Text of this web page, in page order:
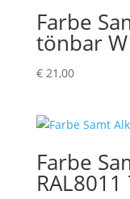
Farbe
tönbar
€21,00
Farbe